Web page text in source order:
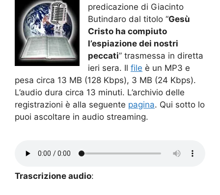
predicazione di Giacinto
Butindaro dal titolo “Gesù
Cristo ha compiuto
l’espiazione dei nostri
peccati” trasmessa in diretta
ieri sera. Il file è un MP3 e
pesa circa 13 MB (128 Kbps), 3 MB (24 Kbps).
L’audio dura circa 13 minuti. L’archivio delle
registrazioni è alla seguente pagina. Qui sotto lo
puoi ascoltare in audio streaming.
Trascrizione audio: